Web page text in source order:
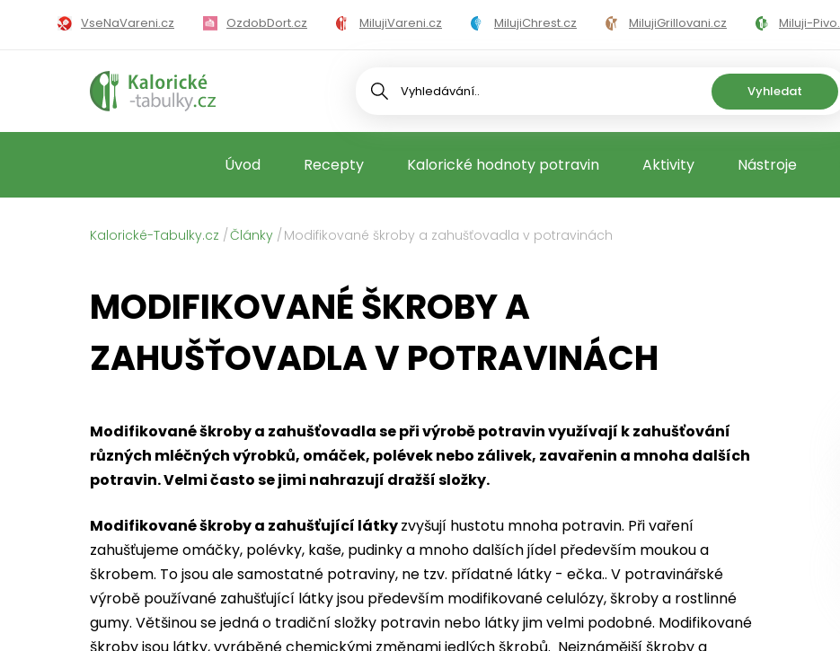
VseNaVareni.cz OzdobDort.cz MilujiVareni.cz MilujiChrest.cz MilujiGrillovani.cz Miluji-
MilujiZmrzlinu.cz
Vyhledat
Úvod Recepty Kalorické hodnoty potravin Aktivity Nástroje
Kalorické-Tabulky.cz Články Modifikované škroby a zahušťovadla v potravinách
MODIFIKOVANÉ ŠKROBY A
ZAHUŠŤOVADLA V POTRAVINÁCH
Modifikované škroby a zahušťovadla se při výrobě potravin využívají k zahušťování
různých mléčných výrobků, omáček, polévek nebo zálivek, zavařenin a mnoha dalších
potravin. Velmi často se jimi nahrazují dražší složky.
Modifikované škroby a zahušťující látkyzvyšují hustotu mnoha potravin. Při vaření
zahušťujeme omáčky, polévky, kaše, pudinky a mnoho dalších jídel především moukou a
škrobem. To jsou ale samostatné potraviny, ne tzv. přídatné látky - ečka.. V potravinářské
výrobě používané zahušťující látky jsou především modifikované celulózy, škroby a rostlinné
gumy. Většinou se jedná o tradiční složky potravin nebo látky jim velmi podobné. Modifikované